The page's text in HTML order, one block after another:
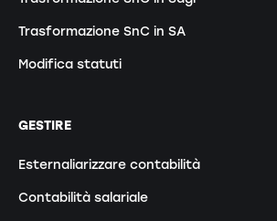
Trasformazione SnC in SA
Modifica statuti
GESTIRE
Esternaliarizzare contabilità
Contabilità salariale